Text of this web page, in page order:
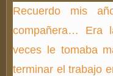
Recuerdo mis
compañera… Era
veces le tomaba
terminar el trabajo